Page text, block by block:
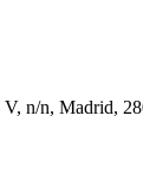
n/n, Madrid,